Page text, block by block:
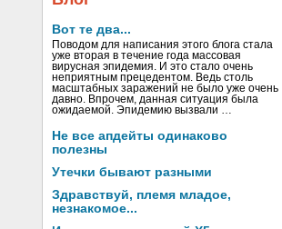
Вот те два...
Поводом для написания этого блога стала
уже вторая в течение года массовая
вирусная эпидемия. И это стало очень
неприятным прецедентом. Ведь столь
масштабных заражений не было уже очень
давно. Впрочем, данная ситуация была
ожидаемой. Эпидемию вызвали …
Не все апдейты одинаково
полезны
Утечки бывают разными
Здравствуй, племя младое,
незнакомое...